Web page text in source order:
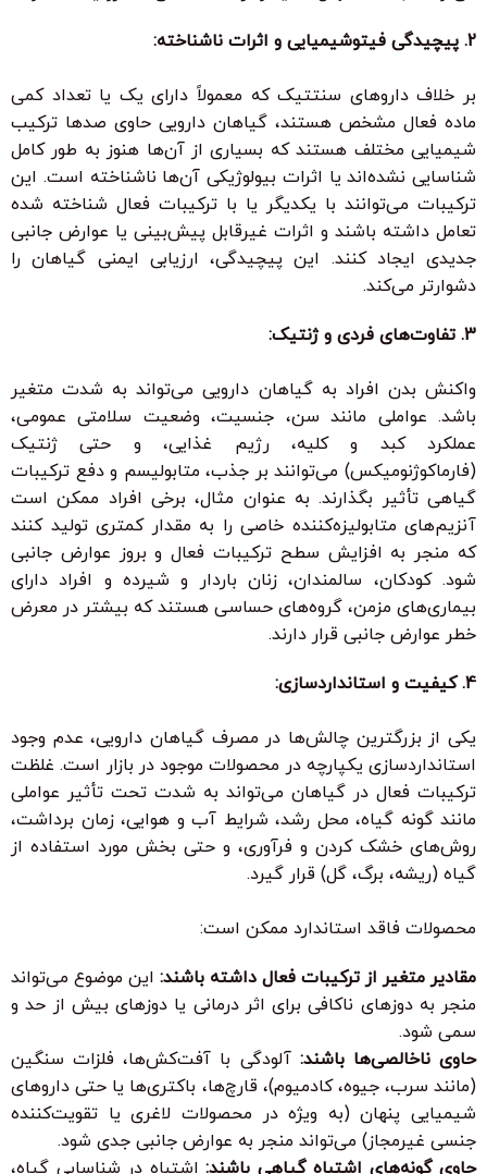
2. پیچیدگی فیتوشیمیایی و اثرات ناشناخته:
بر خلاف داروهای سنتتیک که معمولاً دارای یک یا تعداد کمی
ماده فعال مشخص هستند، گیاهان دارویی حاوی صدها ترکیب
شیمیایی مختلف هستند که بسیاری از آن‌ها هنوز به طور کامل
شناسایی نشده‌اند یا اثرات بیولوژیکی آن‌ها ناشناخته است. این
ترکیبات می‌توانند با یکدیگر یا با ترکیبات فعال شناخته شده
تعامل داشته باشند و اثرات غیرقابل پیش‌بینی یا عوارض جانبی
جدیدی ایجاد کنند. این پیچیدگی، ارزیابی ایمنی گیاهان را
دشوارتر می‌کند.
3. تفاوت‌های فردی و ژنتیک:
واکنش بدن افراد به گیاهان دارویی می‌تواند به شدت متغیر
باشد. عواملی مانند سن، جنسیت، وضعیت سلامتی عمومی،
عملکرد کبد و کلیه، رژیم غذایی، و حتی ژنتیک
(فارماکوژنومیکس) می‌توانند بر جذب، متابولیسم و دفع ترکیبات
گیاهی تأثیر بگذارند. به عنوان مثال، برخی افراد ممکن است
آنزیم‌های متابولیزه‌کننده خاصی را به مقدار کمتری تولید کنند
که منجر به افزایش سطح ترکیبات فعال و بروز عوارض جانبی
شود. کودکان، سالمندان، زنان باردار و شیرده و افراد دارای
بیماری‌های مزمن، گروه‌های حساسی هستند که بیشتر در معرض
خطر عوارض جانبی قرار دارند.
4. کیفیت و استانداردسازی:
یکی از بزرگترین چالش‌ها در مصرف گیاهان دارویی، عدم وجود
استانداردسازی یکپارچه در محصولات موجود در بازار است. غلظت
ترکیبات فعال در گیاهان می‌تواند به شدت تحت تأثیر عواملی
مانند گونه گیاه، محل رشد، شرایط آب و هوایی، زمان برداشت،
روش‌های خشک کردن و فرآوری، و حتی بخش مورد استفاده از
گیاه (ریشه، برگ، گل) قرار گیرد.
محصولات فاقد استاندارد ممکن است:
مقادیر متغیر از ترکیبات فعال داشته باشند: این موضوع می‌تواند
منجر به دوزهای ناکافی برای اثر درمانی یا دوزهای بیش از حد و
سمی شود.
حاوی ناخالصی‌ها باشند: آلودگی با آفت‌کش‌ها، فلزات سنگین
(مانند سرب، جیوه، کادمیوم)، قارچ‌ها، باکتری‌ها یا حتی داروهای
شیمیایی پنهان (به ویژه در محصولات لاغری یا تقویت‌کننده
جنسی غیرمجاز) می‌تواند منجر به عوارض جانبی جدی شود.
حاوی گونه‌های اشتباه گیاهی باشند: اشتباه در شناسایی گیاه،